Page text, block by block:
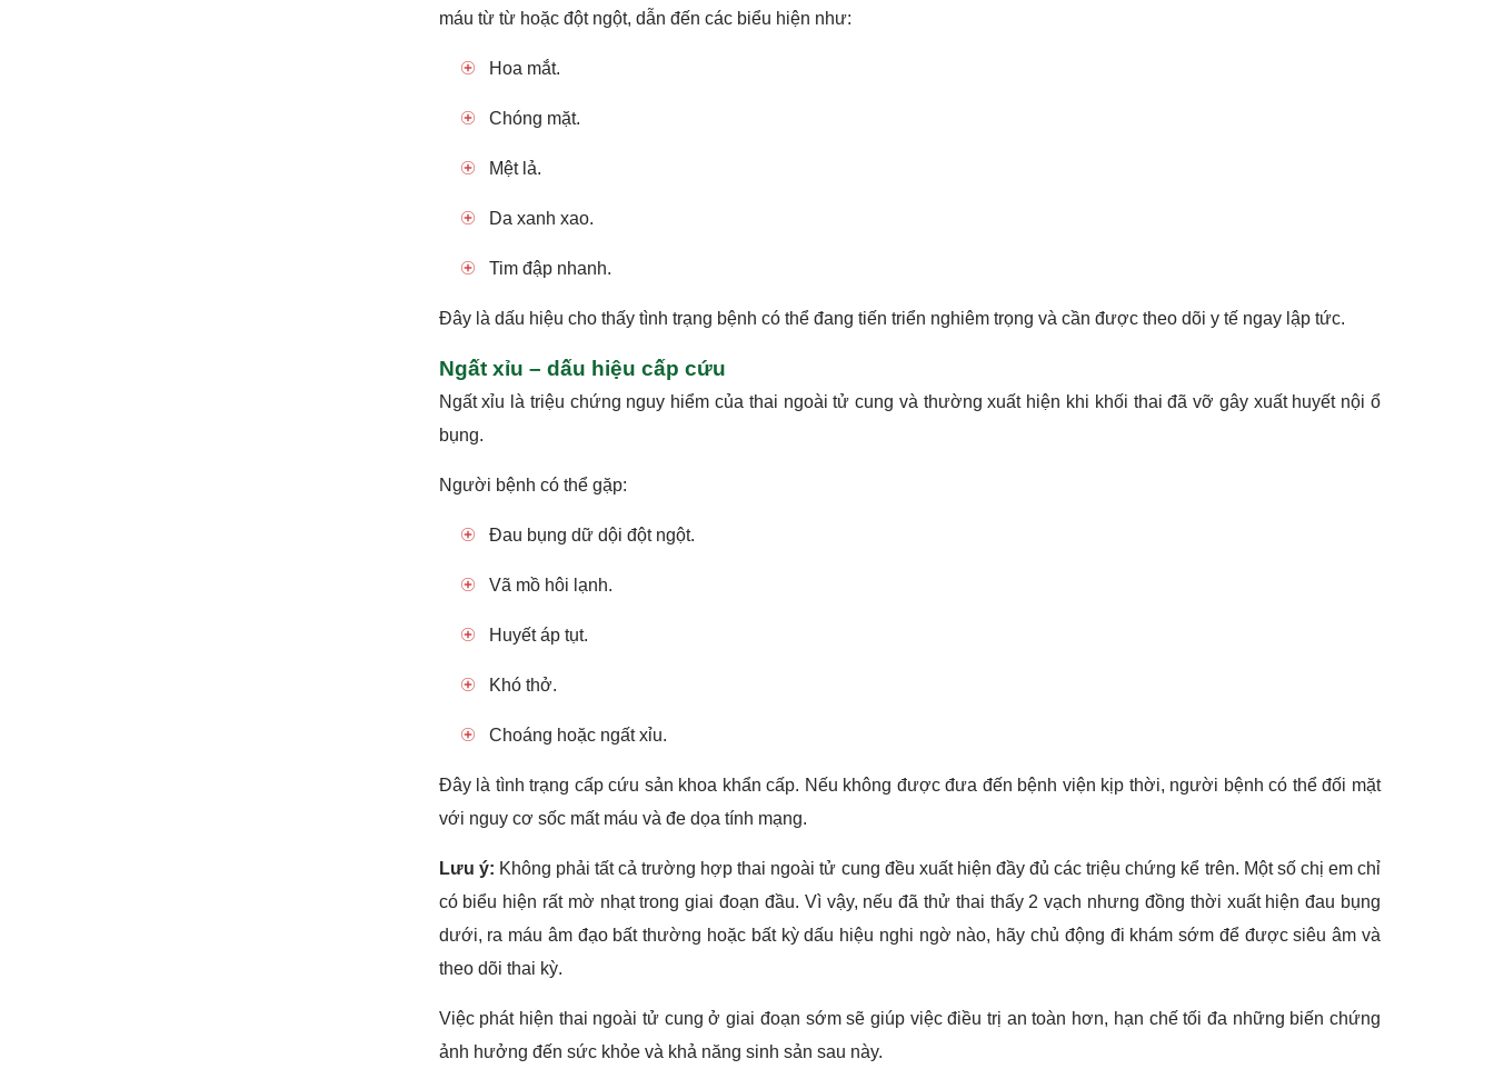
máu từ từ hoặc đột ngột, dẫn đến các biểu hiện như:
Hoa mắt.
Chóng mặt.
Mệt lả.
Da xanh xao.
Tim đập nhanh.
Đây là dấu hiệu cho thấy tình trạng bệnh có thể đang tiến triển nghiêm trọng và cần được theo dõi y tế ngay lập tức.
Ngất xỉu – dấu hiệu cấp cứu
Ngất xỉu là triệu chứng nguy hiểm của thai ngoài tử cung và thường xuất hiện khi khối thai đã vỡ gây xuất huyết nội ổ
bụng.
Người bệnh có thể gặp:
Đau bụng dữ dội đột ngột.
Vã mồ hôi lạnh.
Huyết áp tụt.
Khó thở.
Choáng hoặc ngất xỉu.
Đây là tình trạng cấp cứu sản khoa khẩn cấp. Nếu không được đưa đến bệnh viện kịp thời, người bệnh có thể đối mặt
với nguy cơ sốc mất máu và đe dọa tính mạng.
Lưu ý: Không phải tất cả trường hợp thai ngoài tử cung đều xuất hiện đầy đủ các triệu chứng kể trên. Một số chị em chỉ
có biểu hiện rất mờ nhạt trong giai đoạn đầu. Vì vậy, nếu đã thử thai thấy 2 vạch nhưng đồng thời xuất hiện đau bụng
dưới, ra máu âm đạo bất thường hoặc bất kỳ dấu hiệu nghi ngờ nào, hãy chủ động đi khám sớm để được siêu âm và
theo dõi thai kỳ.
Việc phát hiện thai ngoài tử cung ở giai đoạn sớm sẽ giúp việc điều trị an toàn hơn, hạn chế tối đa những biến chứng
ảnh hưởng đến sức khỏe và khả năng sinh sản sau này.